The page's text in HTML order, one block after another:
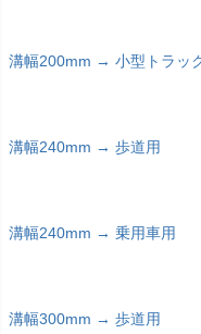
溝幅200mm → 小型トラッ
溝幅240mm → 歩道用
溝幅240mm → 乗用車用
溝幅300mm → 歩道用